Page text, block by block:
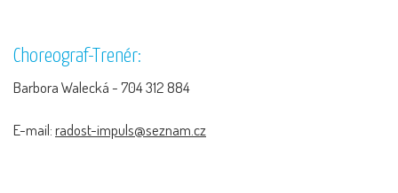
Choreograf-Trenér:
Barbora Walecká - 704 312 884
E-mail:radost-impuls@seznam.cz